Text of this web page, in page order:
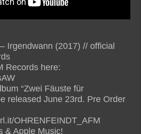
Irgendwann (2017) // official
Records here:
“Zwei Fäuste für
released June 23rd. Pre Order
OHRENFEINDT_AFM
& Apple Music!